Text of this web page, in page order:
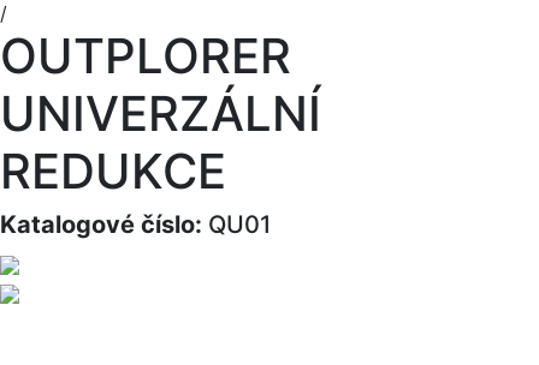
/
OUTPLORER
UNIVERZÁLNÍ
REDUKCE
Katalogové číslo: QU01